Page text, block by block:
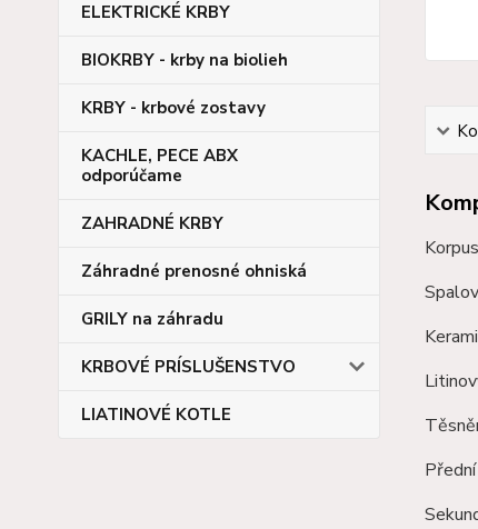
ELEKTRICKÉ KRBY
BIOKRBY - krby na biolieh
KRBY - krbové zostavy
KACHLE, PECE ABX
odporúčame
ZAHRADNÉ KRBY
Záhradné prenosné ohniská
GRILY na záhradu
KRBOVÉ PRÍSLUŠENSTVO
LIATINOVÉ KOTLE